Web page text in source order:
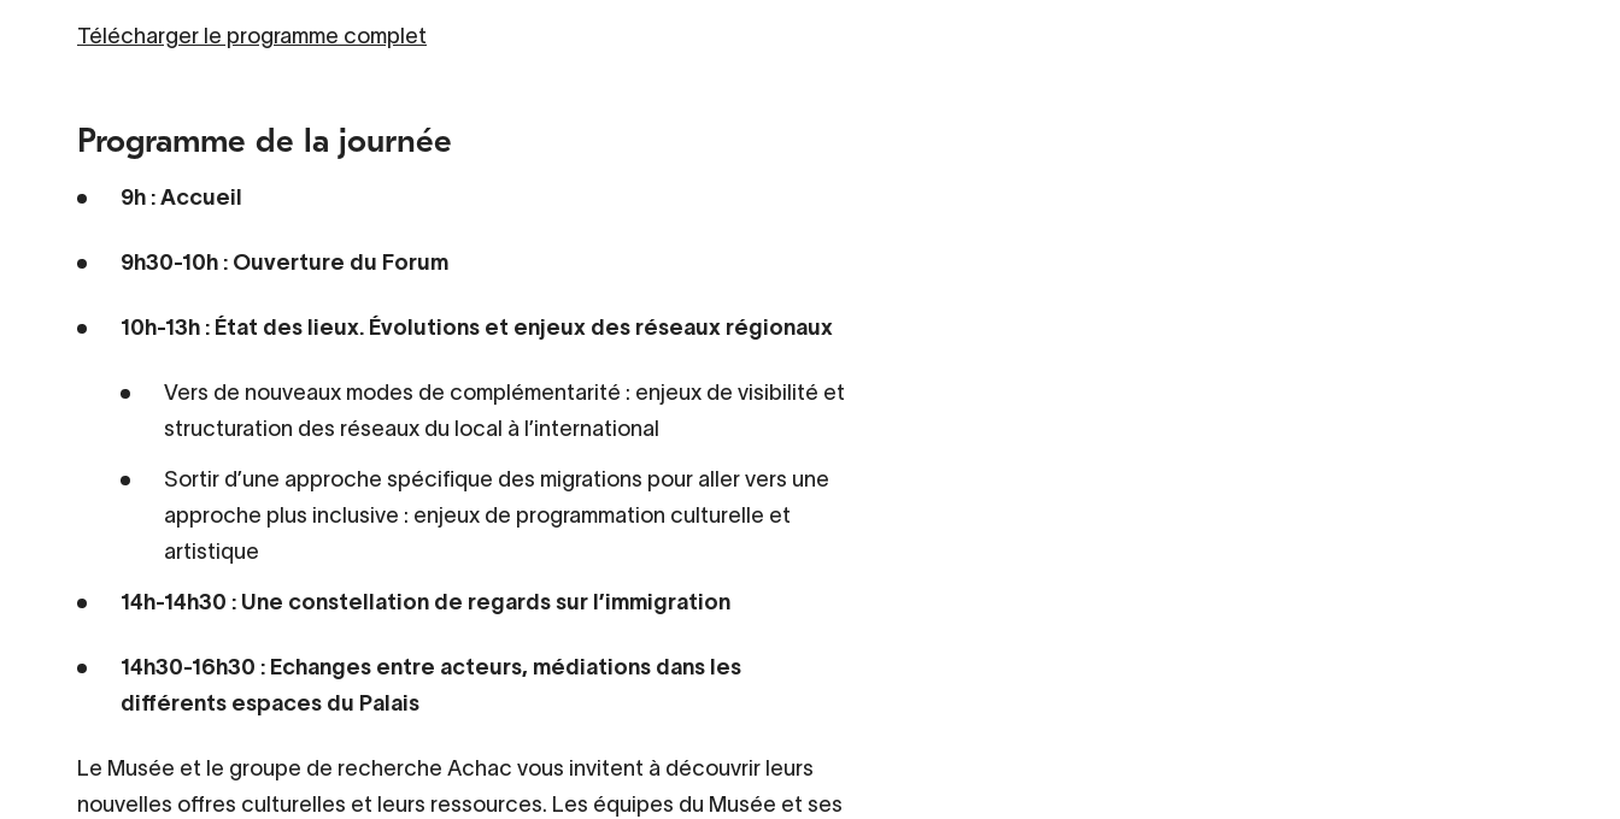
Télécharger le programme complet
Programme de la journée
9h : Accueil
9h30-10h : Ouverture du Forum
10h-13h : État des lieux. Évolutions et enjeux des réseaux régionaux
Vers de nouveaux modes de complémentarité : enjeux de visibilité et
structuration des réseaux du local à l’international
Sortir d’une approche spécifique des migrations pour aller vers une
approche plus inclusive : enjeux de programmation culturelle et
artistique
14h-14h30 : Une constellation de regards sur l’immigration
14h30-16h30 : Echanges entre acteurs, médiations dans les
différents espaces du Palais
​Le Musée et le groupe de recherche Achac vous invitent à découvrir leurs
nouvelles offres culturelles et leurs ressources. Les équipes du Musée et ses